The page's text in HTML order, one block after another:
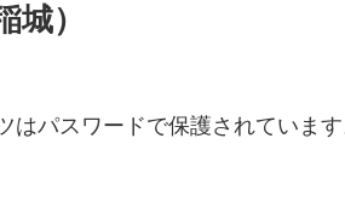
城）
はパスワードで保護されていま